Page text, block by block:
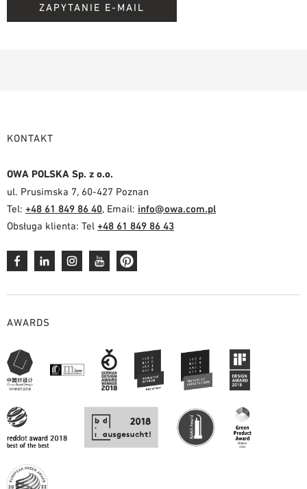
ZAPYTANIE E-MAIL
KONTAKT
OWA POLSKA Sp. z o.o.
ul. Prusimska 7, 60-427 Poznan
Tel: +48 61 849 86 40, Email: info@owa.com.pl
Obsługa klienta: Tel +48 61 849 86 43
AWARDS